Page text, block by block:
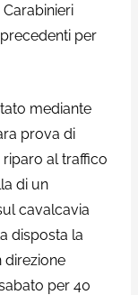
per
mediante
prova di
al traffico
di un
cavalcavia
disposta la
direzione
per 40